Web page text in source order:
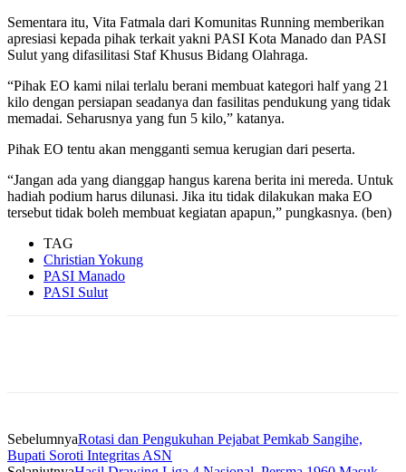
Sementara itu, Vita Fatmala dari Komunitas Running memberikan
apresiasi kepada pihak terkait yakni PASI Kota Manado dan PASI
Sulut yang difasilitasi Staf Khusus Bidang Olahraga.
“Pihak EO kami nilai terlalu berani membuat kategori half yang 21
kilo dengan persiapan seadanya dan fasilitas pendukung yang tidak
memadai. Seharusnya yang fun 5 kilo,” katanya.
Pihak EO tentu akan mengganti semua kerugian dari peserta.
“Jangan ada yang dianggap hangus karena berita ini mereda. Untuk
hadiah podium harus dilunasi. Jika itu tidak dilakukan maka EO
tersebut tidak boleh membuat kegiatan apapun,” pungkasnya. (ben)
TAG
Christian Yokung
PASI Manado
PASI Sulut
SebelumnyaRotasi dan Pengukuhan Pejabat Pemkab Sangihe,
Bupati Soroti Integritas ASN